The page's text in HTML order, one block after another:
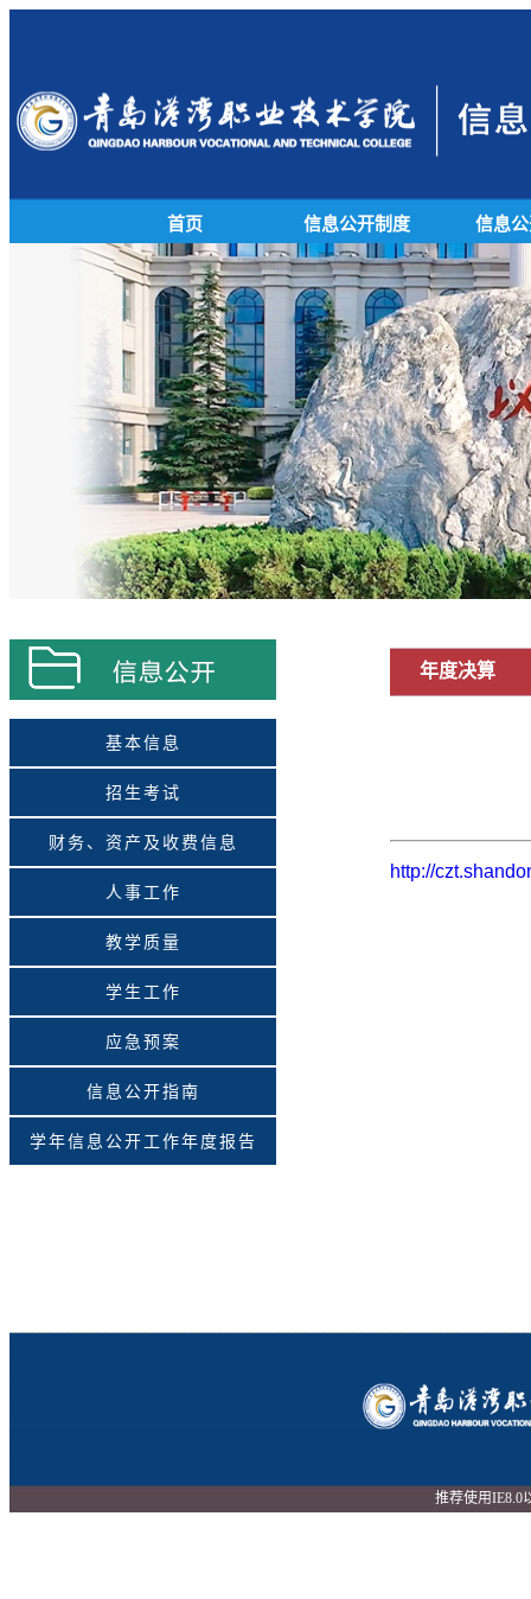
首页 信息公开制度 信息
基本信息
招生考试
财务、资产及收费信息
人事工作
教学质量
学生工作
应急预案
信息公开指南
学年信息公开工作年度报告
年度决算
http://
推荐使用IE8.0